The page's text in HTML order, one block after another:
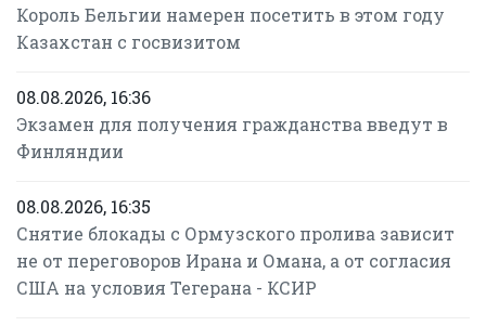
Король Бельгии намерен посетить в этом году
Казахстан с госвизитом
08.08.2026, 16:36
Экзамен для получения гражданства введут в
Финляндии
08.08.2026, 16:35
Снятие блокады с Ормузского пролива зависит
не от переговоров Ирана и Омана, а от согласия
США на условия Тегерана - КСИР